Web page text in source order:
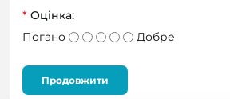
* Оцінка:
Погано
Добре
Продовжити